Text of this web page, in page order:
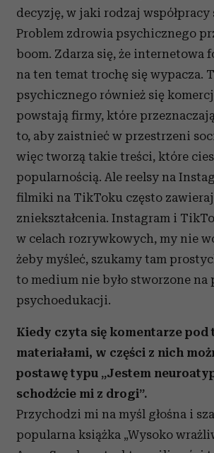
decyzję, w jaki rodzaj współpracy
Problem zdrowia psychicznego
boom. Zdarza się, że internetowa
na ten temat trochę się wypacza.
psychicznego również się
powstają firmy, które
to, aby zaistnieć w przestrzeni
więc tworzą takie treści, które
popularnością. Ale reelsy na
filmiki na TikToku często
zniekształcenia. Instagram i
w celach rozrywkowych, my nie
żeby myśleć, szukamy tam
to medium nie było stworzone na
psychoedukacji.
Kiedy czyta się komentarze pod
materiałami, w części z nich
postawę typu „Jestem
schodźcie mi z drogi”.
Przychodzi mi na myśl głośna i
popularna książka „Wysoko